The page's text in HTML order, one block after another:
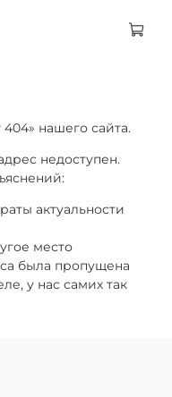
нашего сайта.
недоступен.
актуальности
место
была пропущена
у нас самих так